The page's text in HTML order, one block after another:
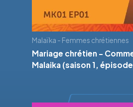
Malaïka - Femmes chrétiennes
Mariage chrétien -
Malaika (saison 1, épisode